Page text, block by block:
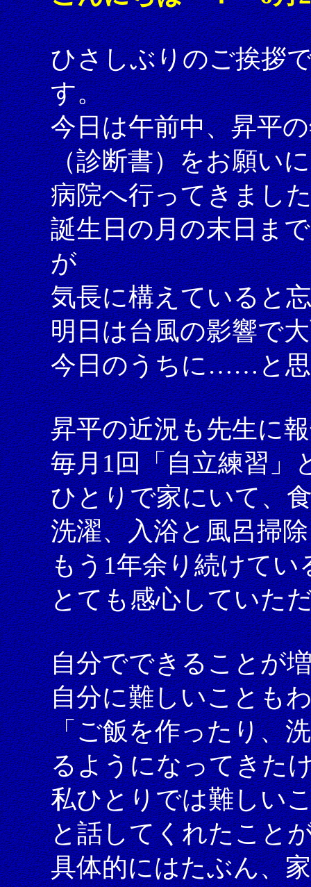
ひさしぶりのご挨拶
す。
今日は午前中、昇平
（診断書）をお願いに
病院へ行ってきまし
誕生日の月の末日ま
が
気長に構えていると
明日は台風の影響で
今日のうちに……と思
昇平の近況も先生に
毎月1回「自立練習」
ひとりで家にいて、
洗濯、入浴と風呂掃
もう1年余り続けてい
とても感心していた
自分でできることが
自分に難しいことも
「ご飯を作ったり、
るようになってきた
私ひとりでは難しい
と話してくれたこと
具体的にはたぶん、